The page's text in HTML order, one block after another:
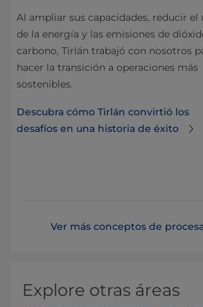
Al ampliar sus capacidades, reducir el
de la energía y las emisiones de
carbono, Tirlán trabajó con nosotros
hacer la transición a operaciones más
sostenibles.
Descubra cómo Tirlán convirtió los
desafíos en una historia de éxito
Ver más conceptos de
Explore otras áreas